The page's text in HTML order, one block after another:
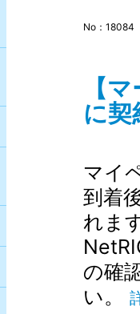
No：18084
【
に
マイ
到着
れま
の確
い。